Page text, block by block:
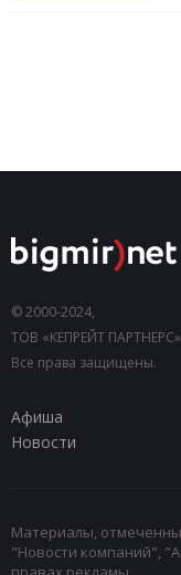
© 2000-2024,
ТОВ «КЕПРЕЙТ
Все права защищены.
Афиша
Новости
Материалы,
"Новости компаний",